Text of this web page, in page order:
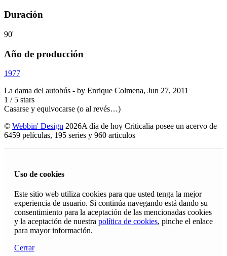
Duración
90'
Año de producción
1977
La dama del autobús - by Enrique Colmena, Jun 27, 2011
1 / 5 stars
Casarse y equivocarse (o al revés…)
© Webbin' Design 2026A día de hoy Criticalia posee un acervo de
6459 películas, 195 series y 960 articulos
Uso de cookies
Este sitio web utiliza cookies para que usted tenga la mejor
experiencia de usuario. Si continúa navegando está dando su
consentimiento para la aceptación de las mencionadas cookies
y la aceptación de nuestra política de cookies, pinche el enlace
para mayor información.
Cerrar